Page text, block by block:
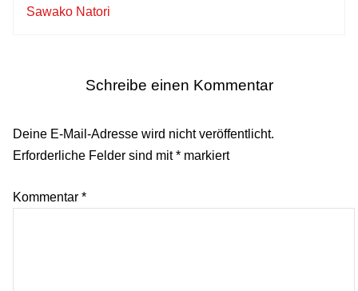
Sawako Natori
Schreibe einen Kommentar
Deine E-Mail-Adresse wird nicht veröffentlicht.
Erforderliche Felder sind mit* markiert
Kommentar *